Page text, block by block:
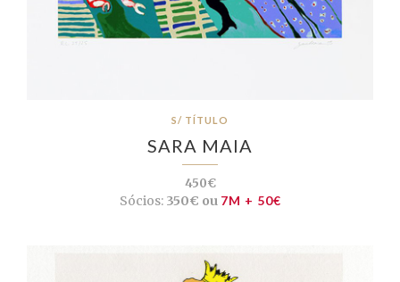
S/ TÍTULO
SARA MAIA
450€
Sócios:350€ ou 7M + 50€